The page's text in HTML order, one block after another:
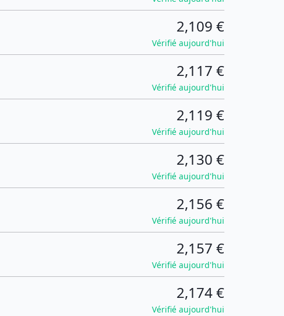
2,109 €
Vérifié aujourd'hui
2,117 €
Vérifié aujourd'hui
2,119 €
Vérifié aujourd'hui
2,130 €
Vérifié aujourd'hui
2,156 €
Vérifié aujourd'hui
2,157 €
Vérifié aujourd'hui
2,174 €
Vérifié aujourd'hui